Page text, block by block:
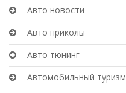
Авто новости
Авто приколы
Авто тюнинг
Автомобильный туризм